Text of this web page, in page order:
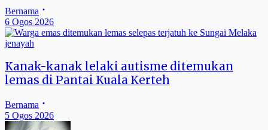
Bernama
6 Ogos 2026
jenayah
Kanak-kanak lelaki autisme ditemukan
lemas di Pantai Kuala Kerteh
Bernama
5 Ogos 2026